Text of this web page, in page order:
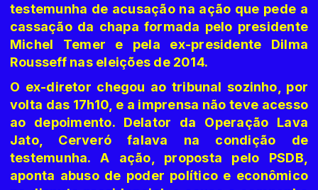
testemunha de acusação na ação que pede a
cassação da chapa formada pelo presidente
Michel Temer e pela ex-presidente Dilma
Rousseff nas eleições de 2014.
O ex-diretor chegou ao tribunal sozinho, por
volta das 17h10, e a imprensa não teve acesso
ao depoimento. Delator da Operação Lava
Jato, Cerveró falava na condição de
testemunha. A ação, proposta pelo PSDB,
aponta abuso de poder político e econômico